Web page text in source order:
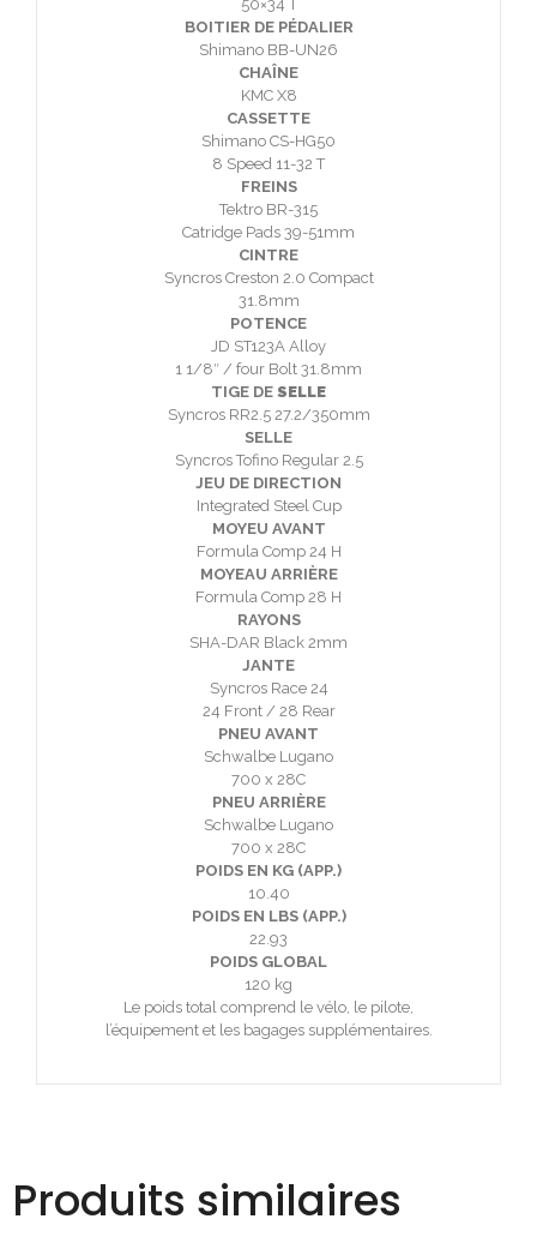
50×34 T
BOITIER DE PÉDALIER
Shimano BB-UN26
CHAÎNE
KMC X8
CASSETTE
Shimano CS-HG50
8 Speed 11-32 T
FREINS
Tektro BR-315
Catridge Pads 39-51mm
CINTRE
Syncros Creston 2.0 Compact
31.8mm
POTENCE
JD ST123A Alloy
1 1/8″ / four Bolt 31.8mm
TIGE DE SELLE
Syncros RR2.5 27.2/350mm
SELLE
Syncros Tofino Regular 2.5
JEU DE DIRECTION
Integrated Steel Cup
MOYEU AVANT
Formula Comp 24 H
MOYEAU ARRIÈRE
Formula Comp 28 H
RAYONS
SHA-DAR Black 2mm
JANTE
Syncros Race 24
24 Front / 28 Rear
PNEU AVANT
Schwalbe Lugano
700 x 28C
PNEU ARRIÈRE
Schwalbe Lugano
700 x 28C
POIDS EN KG (APP.)
10.40
POIDS EN LBS (APP.)
22.93
POIDS GLOBAL
120 kg
Le poids total comprend le vélo, le pilote,
l’équipement et les bagages supplémentaires.
Produits similaires